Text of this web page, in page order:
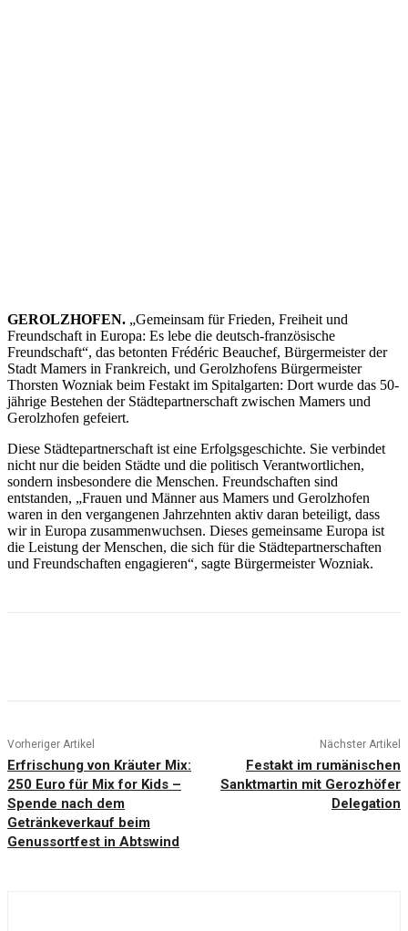
GEROLZHOFEN. „Gemeinsam für Frieden, Freiheit und
Freundschaft in Europa: Es lebe die deutsch-französische
Freundschaft“, das betonten Frédéric Beauchef, Bürgermeister der
Stadt Mamers in Frankreich, und Gerolzhofens Bürgermeister
Thorsten Wozniak beim Festakt im Spitalgarten: Dort wurde das 50-
jährige Bestehen der Städtepartnerschaft zwischen Mamers und
Gerolzhofen gefeiert.
Diese Städtepartnerschaft ist eine Erfolgsgeschichte. Sie verbindet
nicht nur die beiden Städte und die politisch Verantwortlichen,
sondern insbesondere die Menschen. Freundschaften sind
entstanden, „Frauen und Männer aus Mamers und Gerolzhofen
waren in den vergangenen Jahrzehnten aktiv daran beteiligt, dass
wir in Europa zusammenwuchsen. Dieses gemeinsame Europa ist
die Leistung der Menschen, die sich für die Städtepartnerschaften
und Freundschaften engagieren“, sagte Bürgermeister Wozniak.
Vorheriger Artikel
Erfrischung von Kräuter Mix:
250 Euro für Mix for Kids –
Spende nach dem
Getränkeverkauf beim
Genussortfest in Abtswind
Nächster Artikel
Festakt im rumänischen
Sanktmartin mit Gerozhöfer
Delegation